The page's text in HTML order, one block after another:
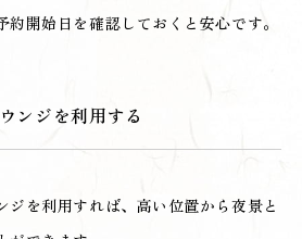
開始日を確認しておくと安心です。
ンジを利用する
ジを利用すれば、高い位置から夜景と